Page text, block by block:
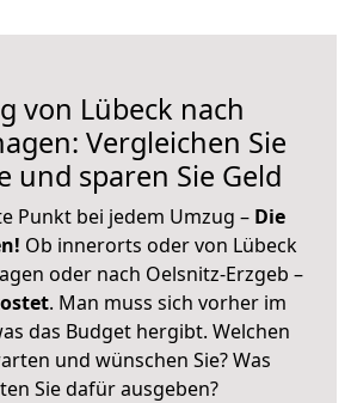
von Lübeck nach
Vergleichen Sie
und sparen Sie Geld
Punkt bei jedem Umzug – Die
Ob innerorts oder von Lübeck
oder nach Oelsnitz-Erzgeb –
. Man muss sich vorher im
das Budget hergibt. Welchen
und wünschen Sie? Was
Sie dafür ausgeben?